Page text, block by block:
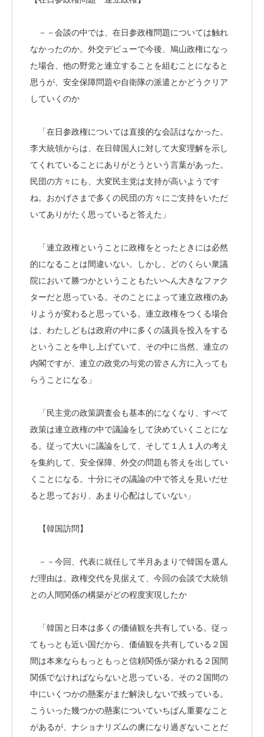
－－会談の中では、在日参政権問題については触れ
なかったのか。外交デビューで今後、鳩山政権になっ
た場合、他の野党と連立することを組むことになると
思うが、安全保障問題や自衛隊の派遣とかどうクリア
していくのか
「在日参政権については直接的な会話はなかった。
李大統領からは、在日韓国人に対して大変理解を示し
てくれていることにありがとうという言葉があった。
民団の方々にも、大変民主党は支持が高いようです
ね。おかげさまで多くの民団の方々にご支持をいただ
いてありがたく思っていると答えた」
「連立政権ということに政権をとったときには必然
的になることは間違いない。しかし、どのくらい衆議
院において勝つかということもたいへん大きなファク
ターだと思っている。そのことによって連立政権のあ
りようが変わると思っている。連立政権をつくる場合
は、わたしどもは政府の中に多くの議員を投入をする
ということを申し上げていて、その中に当然、連立の
内閣ですが、連立の政党の与党の皆さん方に入っても
らうことになる」
「民主党の政策調査会も基本的になくなり、すべて
政策は連立政権の中で議論をして決めていくことにな
る。従って大いに議論をして、そして１人１人の考え
を集約して、安全保障、外交の問題も答えを出してい
くことになる。十分にその議論の中で答えを見いだせ
ると思っており、あまり心配はしていない」
【韓国訪問】
－－今回、代表に就任して半月あまりで韓国を選ん
だ理由は。政権交代を見据えて、今回の会談で大統領
との人間関係の構築がどの程度実現したか
「韓国と日本は多くの価値観を共有している。従っ
てもっとも近い国だから、価値観を共有している２国
間は本来ならもっともっと信頼関係が築かれる２国間
関係でなければならないと思っている。その２国間の
中にいくつかの懸案がまだ解決しないで残っている。
こういった幾つかの懸案についていちばん重要なこと
があるが、ナショナリズムの虜になり過ぎないことだ